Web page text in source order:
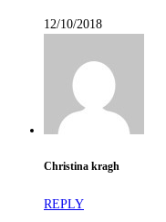
12/10/2018
Christina kragh
REPLY